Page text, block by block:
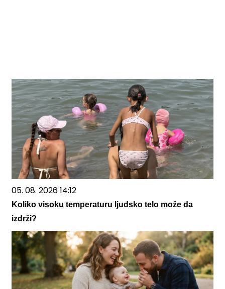
05. 08. 2026 14:12
Koliko visoku temperaturu ljudsko telo može da
izdrži?